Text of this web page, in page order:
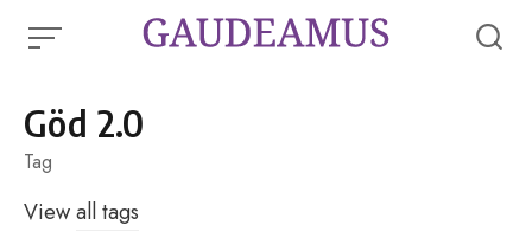
Göd 2.0
Tag
Viewall tags